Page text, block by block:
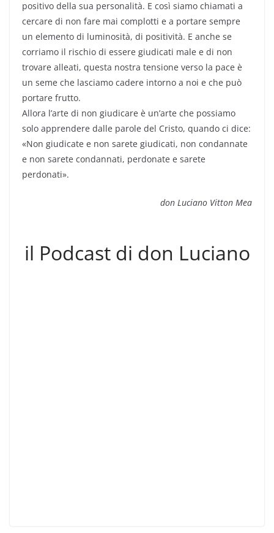
positivo della sua personalità. E così siamo chiamati a
cercare di non fare mai complotti e a portare sempre
un elemento di luminosità, di positività. E anche se
corriamo il rischio di essere giudicati male e di non
trovare alleati, questa nostra tensione verso la pace è
un seme che lasciamo cadere intorno a noi e che può
portare frutto.
Allora l’arte di non giudicare è un’arte che possiamo
solo apprendere dalle parole del Cristo, quando ci dice:
«Non giudicate e non sarete giudicati, non condannate
e non sarete condannati, perdonate e sarete
perdonati».
don Luciano Vitton Mea
il Podcast di don Luciano